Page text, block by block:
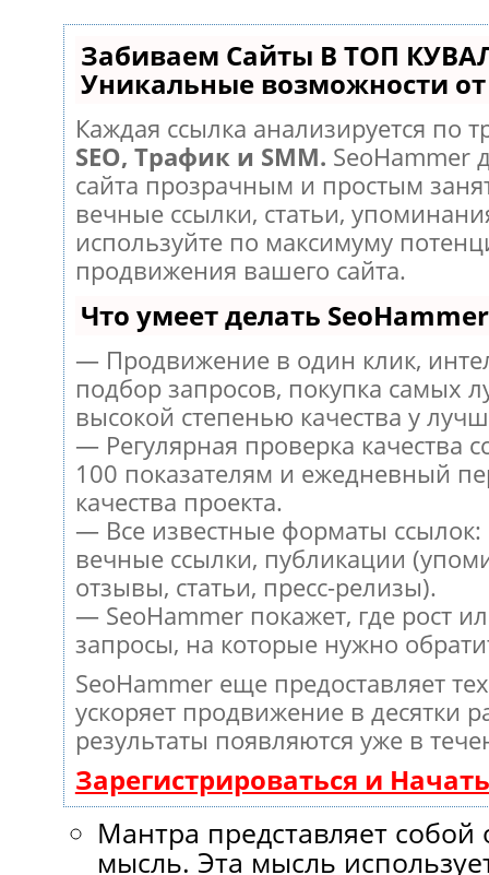
Забиваем Сайты В ТОП
Уникальные возможности от
Каждая ссылка анализируется по
SEO, Трафик и SMM. SeoHammer
сайта прозрачным и простым
вечные ссылки, статьи,
используйте по максимуму
продвижения вашего сайта.
Что умеет делать SeoHammer
— Продвижение в один клик,
подбор запросов, покупка самых
высокой степенью качества у
— Регулярная проверка качества
100 показателям и ежедневный
качества проекта.
— Все известные форматы
вечные ссылки, публикации
отзывы, статьи, пресс-релизы).
— SeoHammer покажет, где рост
запросы, на которые нужно
SeoHammer еще предоставляет
ускоряет продвижение в десятки
результаты появляются уже в
Зарегистрироваться и
Мантра представляет
мысль. Эта мысль